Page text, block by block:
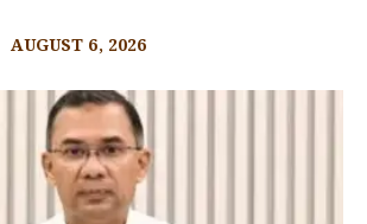
AUGUST 6, 2026